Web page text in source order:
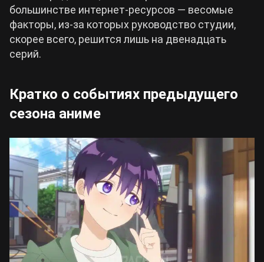
большинстве интернет-ресурсов — весомые
факторы, из-за которых руководство студии,
скорее всего, решится лишь на двенадцать
серий.
Кратко о событиях предыдущего
сезона аниме